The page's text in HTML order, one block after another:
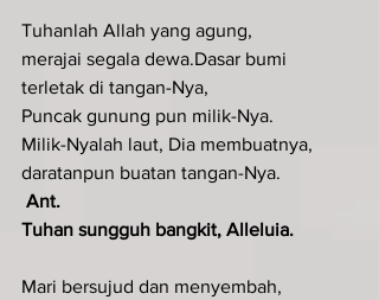
Tuhanlah Allah yang agung,
merajai segala dewa.Dasar bumi
terletak di tangan-Nya,
Puncak gunung pun milik-Nya.
Milik-Nyalah laut, Dia membuatnya,
daratanpun buatan tangan-Nya.
Ant.
Tuhan sungguh bangkit, Alleluia.
Mari bersujud dan menyembah,